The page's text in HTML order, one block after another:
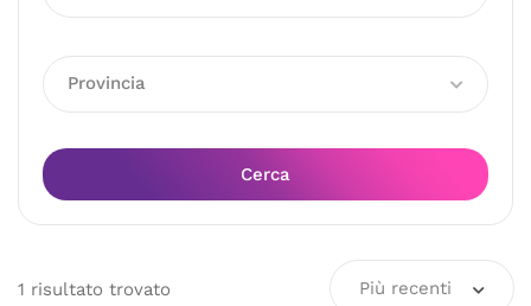
Provincia
Cerca
1 risultato trovato Più recenti